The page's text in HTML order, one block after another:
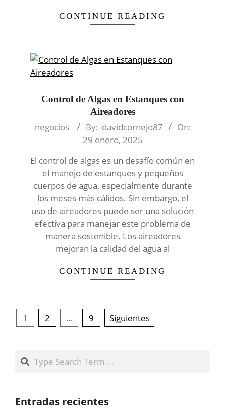
CONTINUE READING
Control de Algas en Estanques con
Aireadores
2025-
negocios By: davidcornejo87
On:
29 enero, 2025
El control de algas es un desafío común en
el manejo de estanques y pequeños
cuerpos de agua, especialmente durante
los meses más cálidos. Sin embargo, el
uso de aireadores puede ser una solución
efectiva para manejar este problema de
manera sostenible. Los aireadores
mejoran la calidad del agua al
CONTINUE READING
Paginación
de
1 2 … 9 Siguientes
Search
Entradas recientes